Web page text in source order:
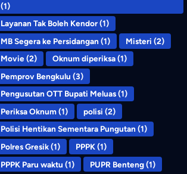
(1)
Layanan Tak Boleh Kendor(1)
MB Segera ke Persidangan (1) Misteri (2)
Movie(2) Oknum diperiksa(1)
Pemprov Bengkulu (3)
Pengusutan OTT Bupati Meluas(1)
Periksa Oknum(1) polisi (2)
Polisi Hentikan Sementara Pungutan (1)
Polres Gresik(1) PPPK(1)
PPPK Paru waktu (1) PUPR Benteng(1)